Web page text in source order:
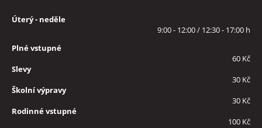
Úterý - neděle
9:00 - 12:00 / 12:30 - 17:00 h
Plné vstupné
60 Kč
Slevy
30 Kč
Školní výpravy
30 Kč
Rodinné vstupné
100 Kč